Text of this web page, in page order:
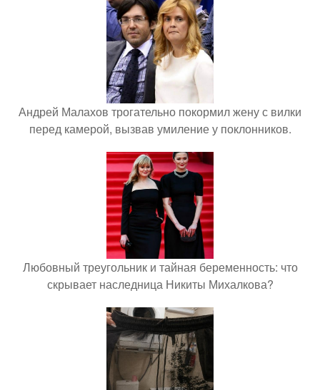
Андрей Малахов трогательно покормил жену с вилки
перед камерой, вызвав умиление у поклонников.
Любовный треугольник и тайная беременность: что
скрывает наследница Никиты Михалкова?